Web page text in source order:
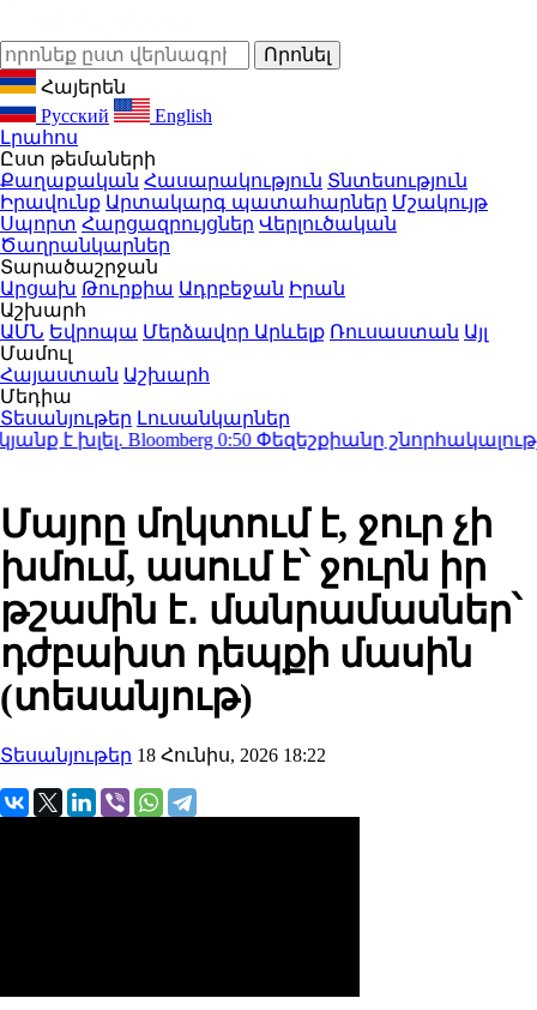
Հայերեն
Русский
English
Լրահոս
Ըստ թեմաների
Քաղաքական Հասարակություն Տնտեսություն
Իրավունք Արտակարգ պատահարներ Մշակույթ
Սպորտ Հարցազրույցներ Վերլուծական
Ծաղրանկարներ
Տարածաշրջան
Արցախ Թուրքիա Ադրբեջան Իրան
Աշխարհ
ԱՄՆ Եվրոպա Մերձավոր Արևելք Ռուսաստան Այլ
Մամուլ
Հայաստան Աշխարհ
Մեդիա
Տեսանյութեր Լուսանկարներ
խլել. Bloomberg0:50Փեզեշքիանը
Մայրը մղկտում է, ջուր չի
խմում, ասում է՝ ջուրն իր
թշամին է․ մանրամասներ՝
դժբախտ դեպքի մասին
(տեսանյութ)
Տեսանյութեր 18 Հունիս, 2026 18:22